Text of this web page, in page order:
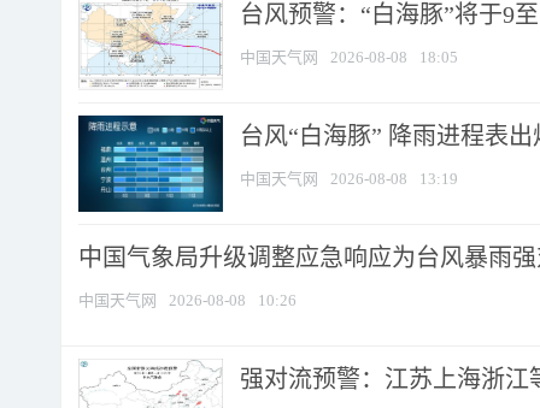
台风预警：“白海豚”将于9
中国天气网 2026-08-08 18:05
台风“白海豚” 降雨进程表
中国天气网 2026-08-08 13:19
中国气象局升级调整应急响应为台风暴雨
中国天气网 2026-08-08 10:26
强对流预警：江苏上海浙江